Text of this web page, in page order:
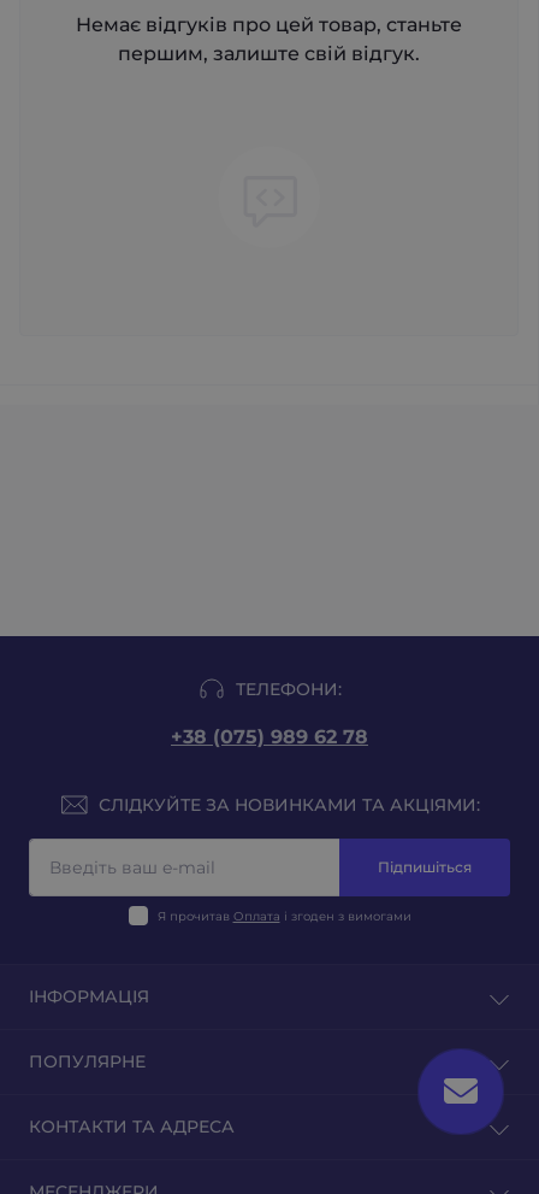
Немає відгуків про цей товар, станьте
першим, залиште свій відгук.
ТЕЛЕФОНИ:
+38 (075) 989 62 78
СЛІДКУЙТЕ ЗА НОВИНКАМИ ТА АКЦІЯМИ:
Підпишіться
Я прочитав Оплата і згоден з вимогами
ІНФОРМАЦІЯ
Відгуки
Повернення товару
ПОПУЛЯРНЕ
Тютюн для гільз
КОНТАКТИ ТА АДРЕСА